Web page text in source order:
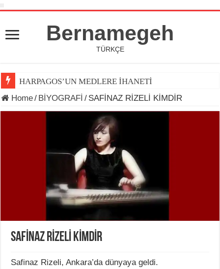
Bernamegeh
TÜRKÇE
HARPAGOS’UN MEDLERE İHANETİ
Home/ BİYOGRAFİ / SAFİNAZ RİZELİ KİMDİR
SAFİNAZ RİZELİ KİMDİR
Safinaz Rizeli, Ankara’da dünyaya geldi.